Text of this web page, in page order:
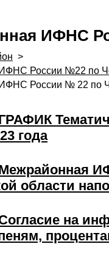
ИФНС
>
России №22 по
России № 22 по
года
области
на